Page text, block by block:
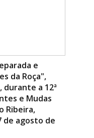
e
da Roça",
durante a 12ª
e Mudas
Ribeira,
de agosto de